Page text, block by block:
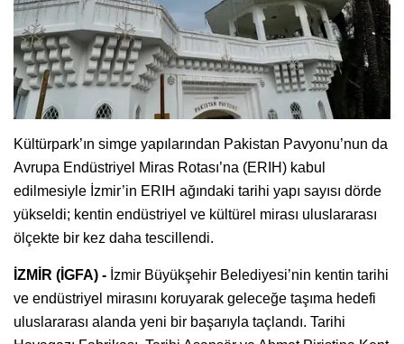
Kültürpark’ın simge yapılarından Pakistan Pavyonu’nun da
Avrupa Endüstriyel Miras Rotası’na (ERIH) kabul
edilmesiyle İzmir’in ERIH ağındaki tarihi yapı sayısı dörde
yükseldi; kentin endüstriyel ve kültürel mirası uluslararası
ölçekte bir kez daha tescillendi.
İZMİR (İGFA) - İzmir Büyükşehir Belediyesi’nin kentin tarihi
ve endüstriyel mirasını koruyarak geleceğe taşıma hedefi
uluslararası alanda yeni bir başarıyla taçlandı. Tarihi